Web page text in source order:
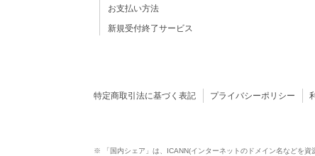
お支払い方法
新規受付終了サービス
特定商取引法に基づく表記 プライバシーポリシー
※ 「国内シェア」は、ICANN(インターネットのドメイン名などを資